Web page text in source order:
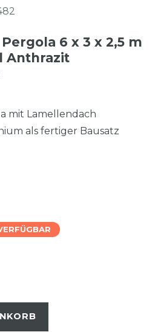
6 x 3 x 2,5 m
Anthrazit
mit Lamellendach
als fertiger Bausatz